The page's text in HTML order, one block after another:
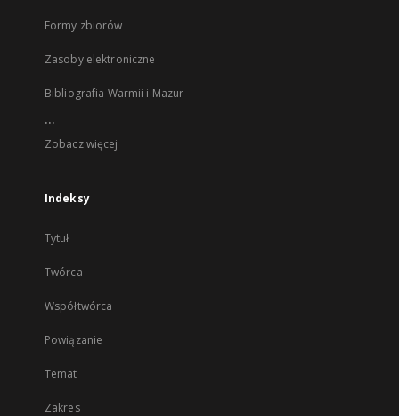
Formy zbiorów
Zasoby elektroniczne
Bibliografia Warmii i Mazur
...
Zobacz więcej
Indeksy
Tytuł
Twórca
Współtwórca
Powiązanie
Temat
Zakres